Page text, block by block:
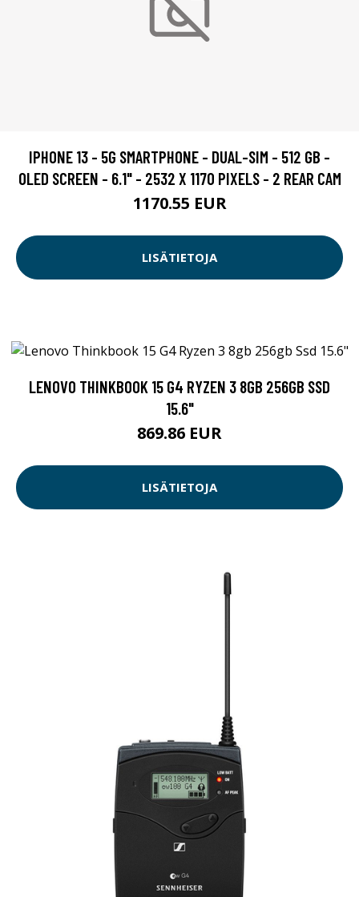
IPHONE 13 - 5G SMARTPHONE - DUAL-SIM - 512 GB -
OLED SCREEN - 6.1" - 2532 X 1170 PIXELS - 2 REAR CAM
1170.55 EUR
LISÄTIETOJA
LENOVO THINKBOOK 15 G4 RYZEN 3 8GB 256GB SSD
15.6"
869.86 EUR
LISÄTIETOJA